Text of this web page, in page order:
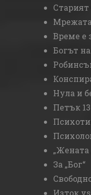
Старият
Време е
Богът
Нула и
Петък
„Жената
За „Бог“
Изток